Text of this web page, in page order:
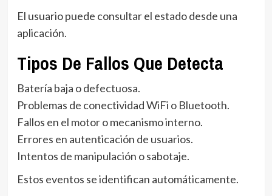
El usuario puede consultar el estado desde una
aplicación.
Tipos De Fallos Que Detecta
Batería baja o defectuosa.
Problemas de conectividad WiFi o Bluetooth.
Fallos en el motor o mecanismo interno.
Errores en autenticación de usuarios.
Intentos de manipulación o sabotaje.
Estos eventos se identifican automáticamente.